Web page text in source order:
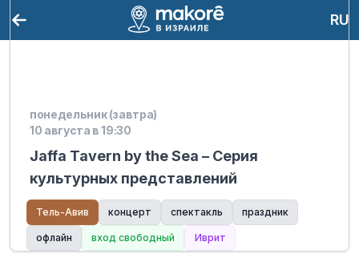
RU
понедельник (завтра)
10 августа в 19:30
Jaffa Tavern by the Sea – Серия
культурных представлений
Тель-Авив концерт спектакль праздник
офлайн вход свободный Иврит